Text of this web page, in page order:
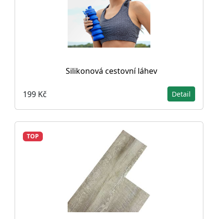
Silikonová cestovní láhev
199 Kč Detail
TOP